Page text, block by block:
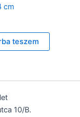
cm
teszem
10/B.